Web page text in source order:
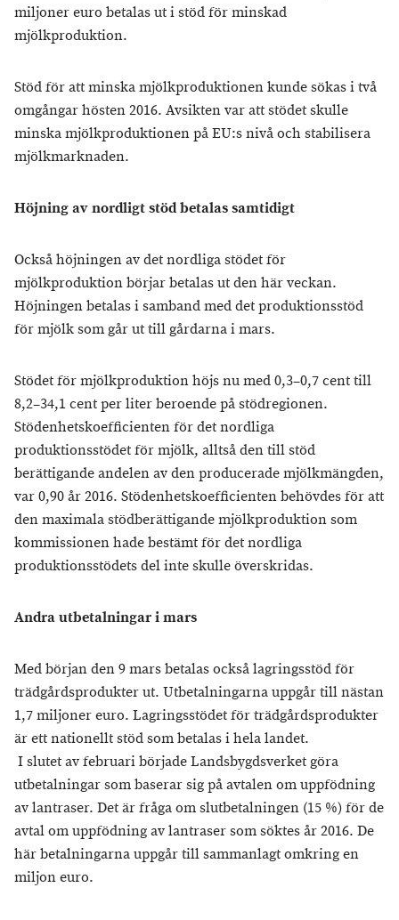
miljoner euro betalas ut i stöd för minskad
mjölkproduktion.
Stöd för att minska mjölkproduktionen kunde sökas i två
omgångar hösten 2016. Avsikten var att stödet skulle
minska mjölkproduktionen på EU:s nivå och stabilisera
mjölkmarknaden.
Höjning av nordligt stöd betalas samtidigt
Också höjningen av det nordliga stödet för
mjölkproduktion börjar betalas ut den här veckan.
Höjningen betalas i samband med det produktionsstöd
för mjölk som går ut till gårdarna i mars.
Stödet för mjölkproduktion höjs nu med 0,3–0,7 cent till
8,2–34,1 cent per liter beroende på stödregionen.
Stödenhetskoefficienten för det nordliga
produktionsstödet för mjölk, alltså den till stöd
berättigande andelen av den producerade mjölkmängden,
var 0,90 år 2016. Stödenhetskoefficienten behövdes för att
den maximala stödberättigande mjölkproduktion som
kommissionen hade bestämt för det nordliga
produktionsstödets del inte skulle överskridas.
Andra utbetalningar i mars
Med början den 9 mars betalas också lagringsstöd för
trädgårdsprodukter ut. Utbetalningarna uppgår till nästan
1,7 miljoner euro. Lagringsstödet för trädgårdsprodukter
är ett nationellt stöd som betalas i hela landet.
I slutet av februari började Landsbygdsverket göra
utbetalningar som baserar sig på avtalen om uppfödning
av lantraser. Det är fråga om slutbetalningen (15 %) för de
avtal om uppfödning av lantraser som söktes år 2016. De
här betalningarna uppgår till sammanlagt omkring en
miljon euro.